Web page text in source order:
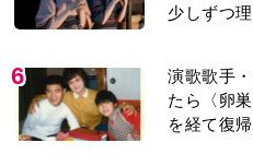
少しずつ
6
演歌歌手
たら〈卵
を経て復